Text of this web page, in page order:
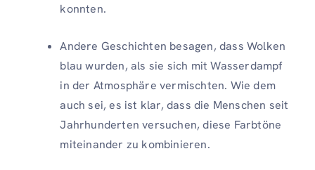
konnten.
Andere Geschichten besagen, dass Wolken
blau wurden, als sie sich mit Wasserdampf
in der Atmosphäre vermischten. Wie dem
auch sei, es ist klar, dass die Menschen seit
Jahrhunderten versuchen, diese Farbtöne
miteinander zu kombinieren.